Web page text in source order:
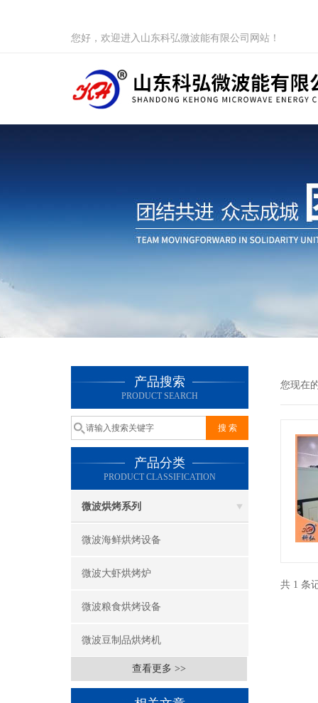
您好，欢迎进入山东科弘微波能有限公司网站！
产品搜索
PRODUCT SEARCH
产品分类
PRODUCT CLASSIFICATION
微波烘烤系列
微波海鲜烘烤设备
微波大虾烘烤炉
微波粮食烘烤设备
微波豆制品烘烤机
查看更多 >>
您现在
共 1 条